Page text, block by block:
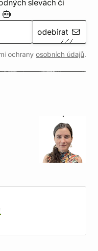
slevách či
odebírat
ochrany osobních údajů.